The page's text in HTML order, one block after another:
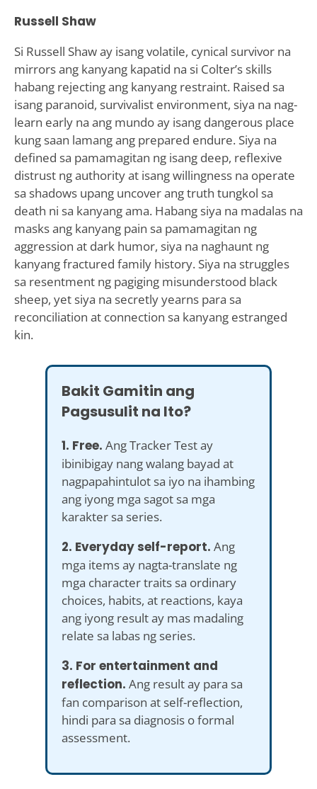
Russell Shaw
Si Russell Shaw ay isang volatile, cynical survivor na
mirrors ang kanyang kapatid na si Colter’s skills
habang rejecting ang kanyang restraint. Raised sa
isang paranoid, survivalist environment, siya na nag-
learn early na ang mundo ay isang dangerous place
kung saan lamang ang prepared endure. Siya na
defined sa pamamagitan ng isang deep, reflexive
distrust ng authority at isang willingness na operate
sa shadows upang uncover ang truth tungkol sa
death ni sa kanyang ama. Habang siya na madalas na
masks ang kanyang pain sa pamamagitan ng
aggression at dark humor, siya na naghaunt ng
kanyang fractured family history. Siya na struggles
sa resentment ng pagiging misunderstood black
sheep, yet siya na secretly yearns para sa
reconciliation at connection sa kanyang estranged
kin.
Bakit Gamitin ang
Pagsusulit na Ito?
1. Free. Ang Tracker Test ay
ibinibigay nang walang bayad at
nagpapahintulot sa iyo na ihambing
ang iyong mga sagot sa mga
karakter sa series.
2. Everyday self-report. Ang
mga items ay nagta-translate ng
mga character traits sa ordinary
choices, habits, at reactions, kaya
ang iyong result ay mas madaling
relate sa labas ng series.
3. For entertainment and
reflection. Ang result ay para sa
fan comparison at self-reflection,
hindi para sa diagnosis o formal
assessment.